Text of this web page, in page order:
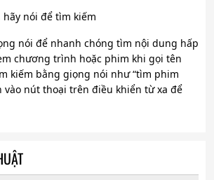
nói để tìm kiếm
nói để nhanh chóng tìm nội dung hấp
chương trình hoặc phim khi gọi tên
kiếm bằng giọng nói như “tìm phim
vào nút thoại trên điều khiển từ xa để